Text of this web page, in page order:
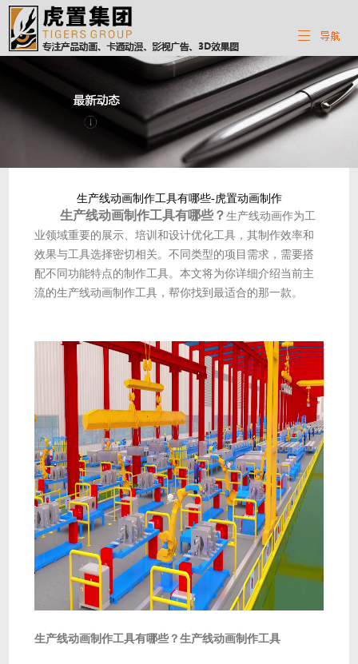
生产线动画制作工具有哪些-虎置动画制作
生产线动画制作工具有哪些？生产线动画作为工
业领域重要的展示、培训和设计优化工具，其制作效率和
效果与工具选择密切相关。不同类型的项目需求，需要搭
配不同功能特点的制作工具。本文将为你详细介绍当前主
流的生产线动画制作工具，帮你找到最适合的那一款。
生产线动画制作工具有哪些？生产线动画制作工具